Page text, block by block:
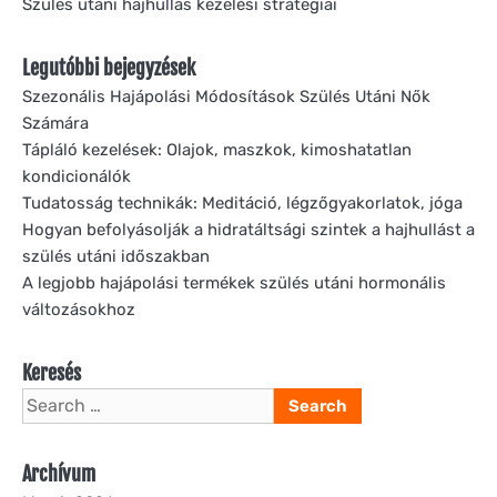
Szülés utáni hajhullás kezelési stratégiái
Legutóbbi bejegyzések
Szezonális Hajápolási Módosítások Szülés Utáni Nők
Számára
Tápláló kezelések: Olajok, maszkok, kimoshatatlan
kondicionálók
Tudatosság technikák: Meditáció, légzőgyakorlatok, jóga
Hogyan befolyásolják a hidratáltsági szintek a hajhullást a
szülés utáni időszakban
A legjobb hajápolási termékek szülés utáni hormonális
változásokhoz
Keresés
Search
for:
Archívum